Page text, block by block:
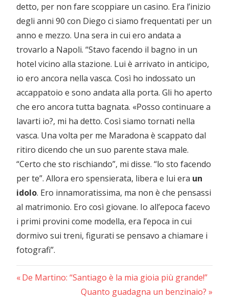
detto, per non fare scoppiare un casino. Era l’inizio
degli anni 90 con Diego ci siamo frequentati per un
anno e mezzo. Una sera in cui ero andata a
trovarlo a Napoli. “Stavo facendo il bagno in un
hotel vicino alla stazione. Lui è arrivato in anticipo,
io ero ancora nella vasca. Così ho indossato un
accappatoio e sono andata alla porta. Gli ho aperto
che ero ancora tutta bagnata. «Posso continuare a
lavarti io?, mi ha detto. Così siamo tornati nella
vasca. Una volta per me Maradona è scappato dal
ritiro dicendo che un suo parente stava male.
“Certo che sto rischiando”, mi disse. “lo sto facendo
per te”. Allora ero spensierata, libera e lui era un
idolo. Ero innamoratissima, ma non è che pensassi
al matrimonio. Ero così giovane. Io all’epoca facevo
i primi provini come modella, era l’epoca in cui
dormivo sui treni, figurati se pensavo a chiamare i
fotografi”.
Navigazione
Previous
De Martino: “Santiago è la mia gioia più grande!”
Next
Quanto guadagna un benzinaio?